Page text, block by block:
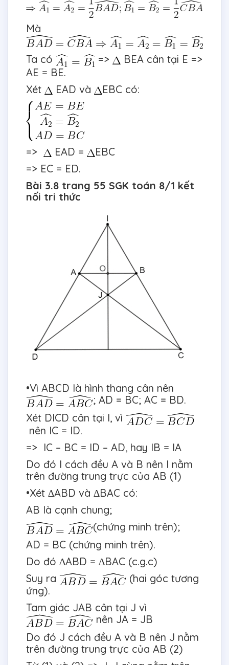
Mà
Ta có =>
BEA cân tại E =>
AE = BE.
Xét
EAD và EBC có:
=> EAD =
EBC
=> EC = ED.
Bài 3.8 trang 55 SGK toán 8/1 kết
nối tri thức
•Vì ABCD là hình thang cân nên
; AD = BC; AC = BD.
Xét DICD cân tại I, vì
nên IC = ID.
=> IC – BC = ID – AD, hay IB = IA
Do đó I cách đều A và B nên I nằm
trên đường trung trực của AB (1)
•Xét ∆ABD và ∆BAC có:
AB là cạnh chung;
(chứng minh trên);
AD = BC (chứng minh trên).
Do đó ∆ABD = ∆BAC (c.g.c)
Suy ra
(hai góc tương
ứng).
Tam giác JAB cân tại J vì
nên JA = JB
Do đó J cách đều A và B nên J nằm
trên đường trung trực của AB (2)